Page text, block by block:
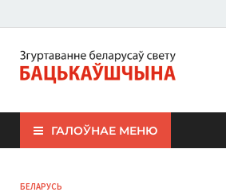
ЗБС "Бацькаўшчына"
ГАЛОЎНАЕ МЕНЮ
БЕЛАРУСЬ